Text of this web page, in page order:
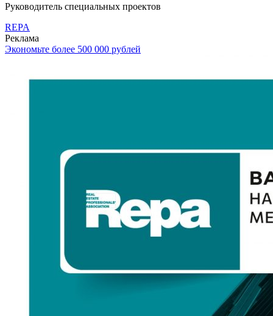
Руководитель специальных проектов
REPA
Реклама
Экономьте более 500 000 рублей